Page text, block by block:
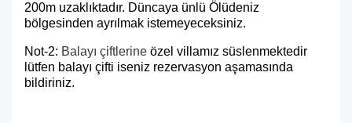
200m uzaklıktadır. Düncaya ünlü Ölüdeniz
bölgesinden ayrılmak istemeyeceksiniz.
Not-2: Balayı çiftlerine özel villamız süslenmektedir
lütfen balayı çifti iseniz rezervasyon aşamasında
bildiriniz.